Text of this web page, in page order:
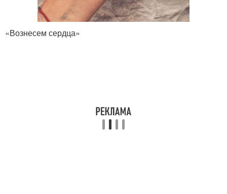
«Вознесем сердца»